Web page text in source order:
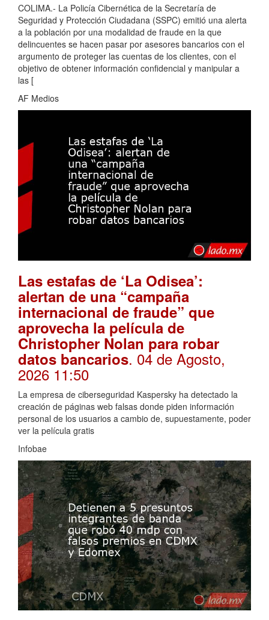
COLIMA.- La Policía Cibernética de la Secretaría de
Seguridad y Protección Ciudadana (SSPC) emitió una alerta
a la población por una modalidad de fraude en la que
delincuentes se hacen pasar por asesores bancarios con el
argumento de proteger las cuentas de los clientes, con el
objetivo de obtener información confidencial y manipular a
las [
AF Medios
Las estafas de ‘La Odisea’:
alertan de una “campaña
internacional de fraude” que
aprovecha la película de
Christopher Nolan para robar
datos bancarios. 04 de Agosto,
2026 11:50
La empresa de ciberseguridad Kaspersky ha detectado la
creación de páginas web falsas donde piden información
personal de los usuarios a cambio de, supuestamente, poder
ver la película gratis
Infobae